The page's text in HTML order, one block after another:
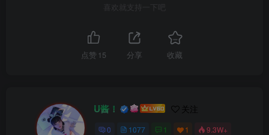
喜欢就支持一下吧
点赞 15 分享 收藏
U酱！ 关注
0 1077 1 1 9.3W+